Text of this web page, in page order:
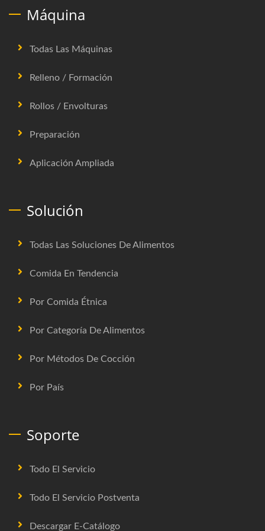
Máquina
Todas Las Máquinas
Relleno / Formación
Rollos / Envolturas
Preparación
Aplicación Ampliada
Solución
Todas Las Soluciones De Alimentos
Comida En Tendencia
Por Comida Étnica
Por Categoría De Alimentos
Por Métodos De Cocción
Por País
Soporte
Todo El Servicio
Todo El Servicio Postventa
Descargar E-Catálogo